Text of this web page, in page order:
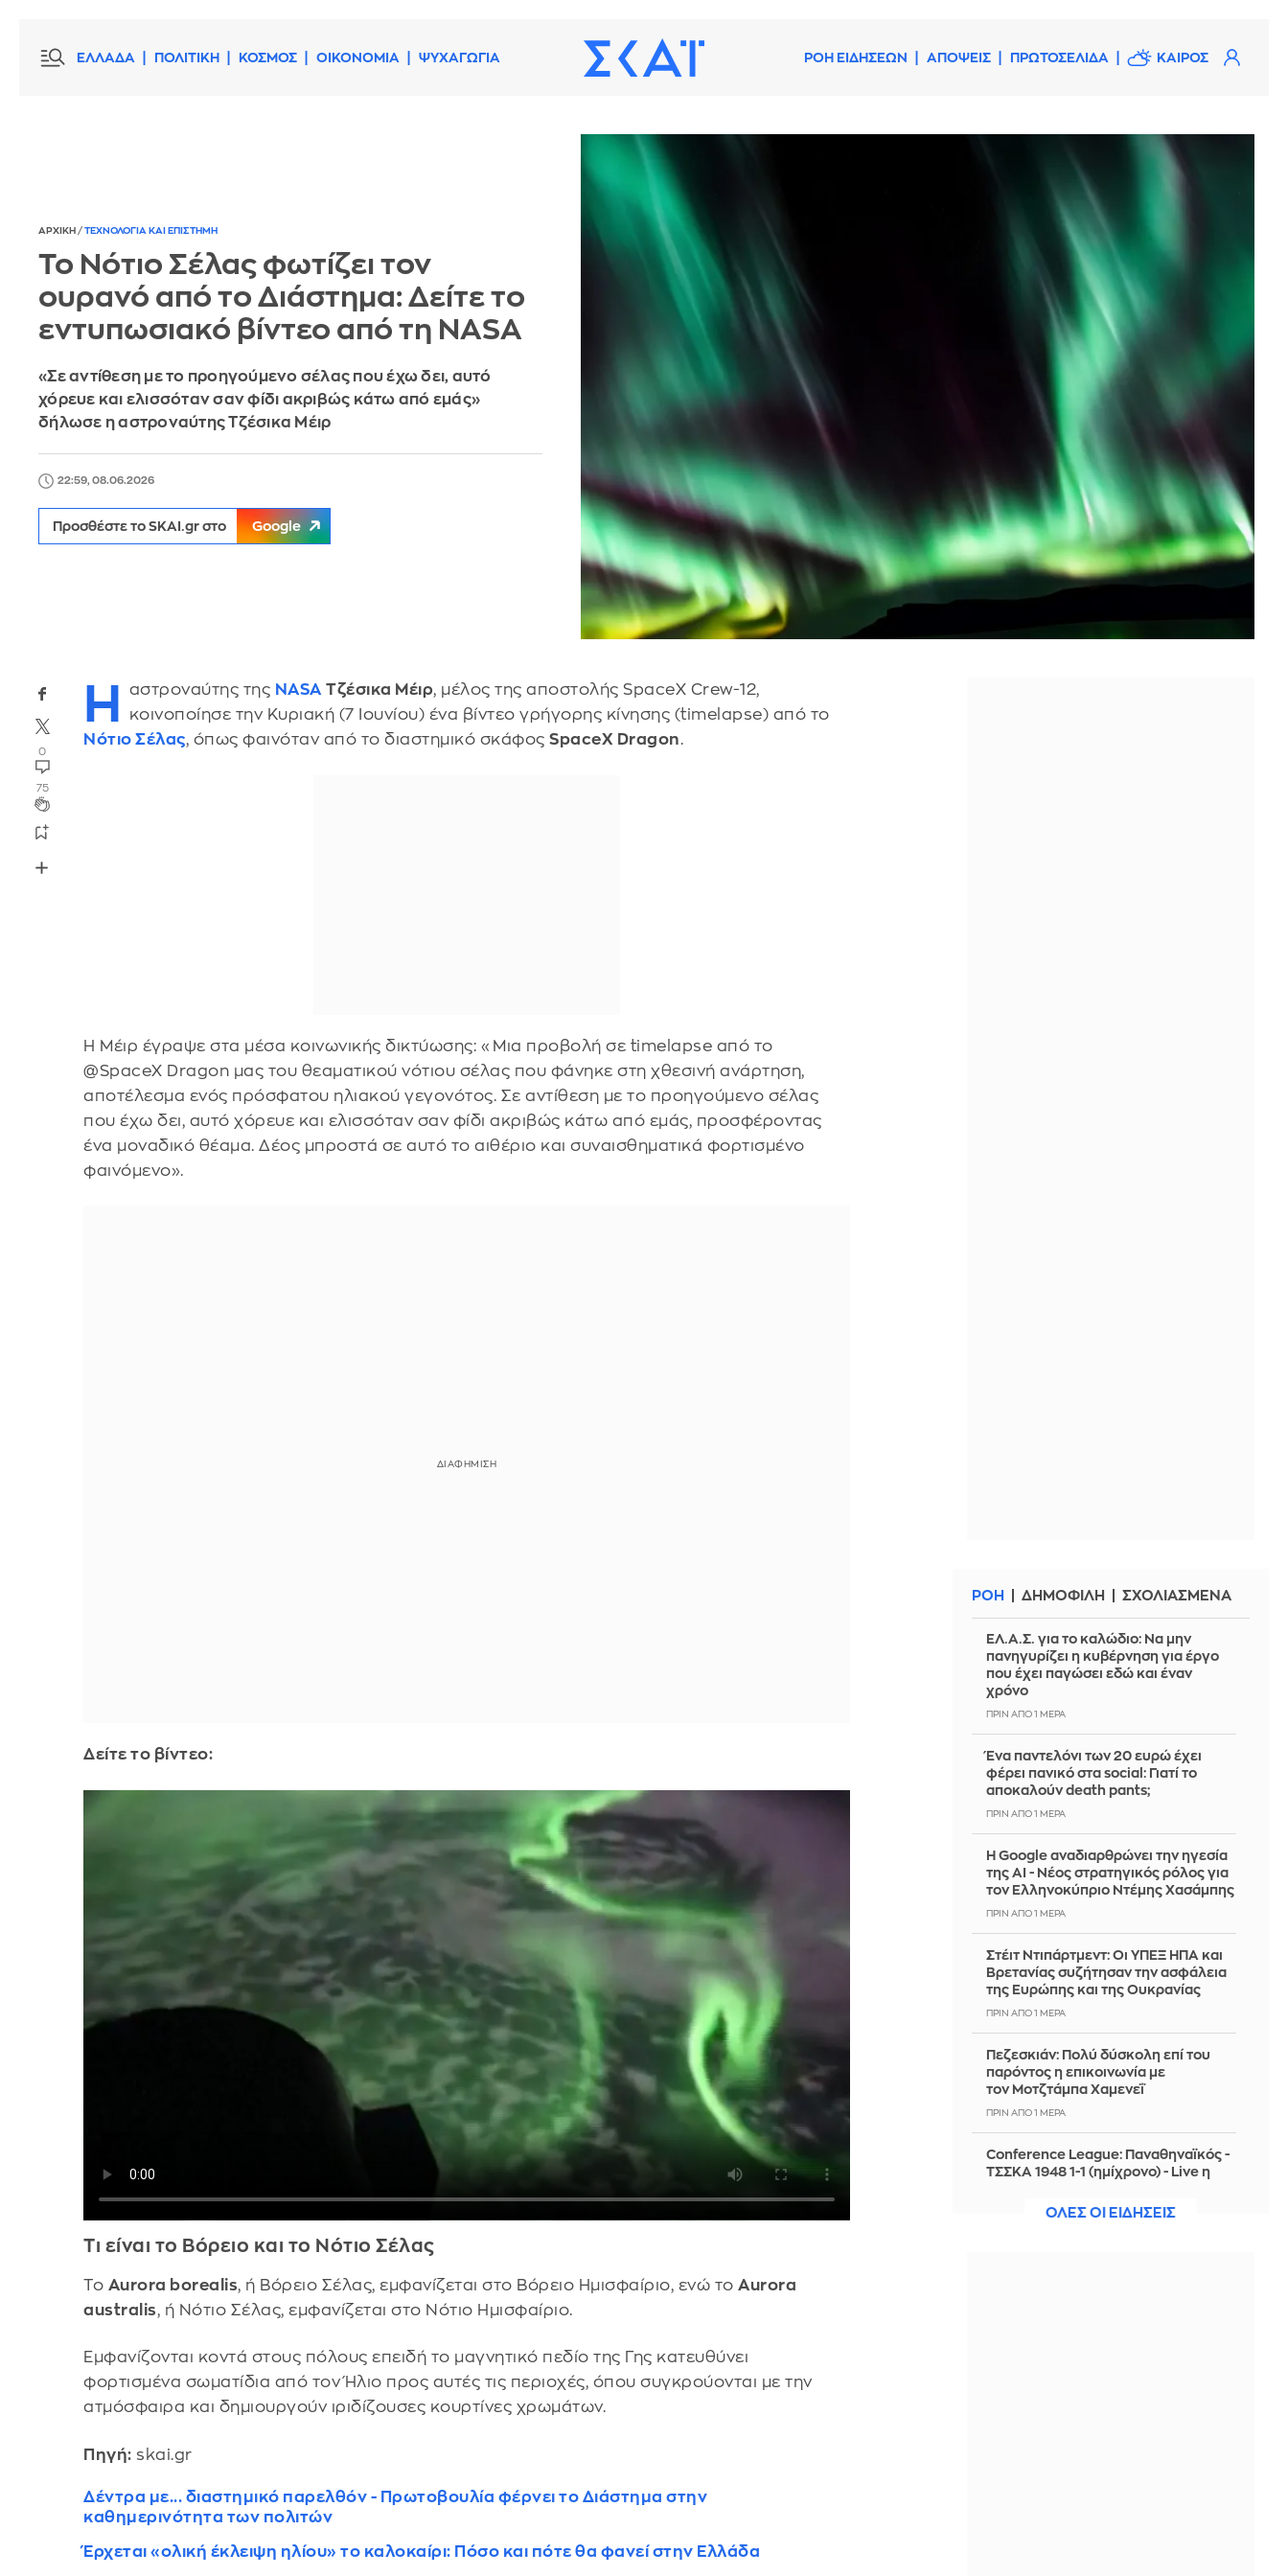
ΕΛΛΑΔΑ ΠΟΛΙΤΙΚΗ ΚΟΣΜΟΣ ΟΙΚΟΝΟΜΙΑ ΨΥΧΑΓΩΓΙΑ ΡΟΗ ΕΙΔΗΣΕΩΝ ΑΠΟΨΕΙΣ ΠΡΩΤΟΣΕΛΙΔΑ ΚΑΙΡΟΣ
ΑΡΧΙΚΗ / ΤΕΧΝΟΛΟΓΙΑ ΚΑΙ ΕΠΙΣΤΗΜΗ
Το Νότιο Σέλας φωτίζει τον
ουρανό από το Διάστημα: Δείτε το
εντυπωσιακό βίντεο από τη NASA
«Σε αντίθεση με το προηγούμενο σέλας που έχω δει, αυτό
χόρευε και ελισσόταν σαν φίδι ακριβώς κάτω από εμάς»
δήλωσε η αστροναύτης Τζέσικα Μέιρ
22:59, 08.06.2026
Προσθέστε το SKAI.gr στο Google
0
75
Η αστροναύτης της NASA Τζέσικα Μέιρ, μέλος της αποστολής SpaceX Crew-12,
κοινοποίησε την Κυριακή (7 Ιουνίου) ένα βίντεο γρήγορης κίνησης (timelapse) από το
Νότιο Σέλας, όπως φαινόταν από το διαστημικό σκάφοςSpaceX Dragon.
Η Μέιρ έγραψε στα μέσα κοινωνικής δικτύωσης: «Μια προβολή σε timelapse από το
@SpaceX Dragon μας του θεαματικού νότιου σέλας που φάνηκε στη χθεσινή ανάρτηση,
αποτέλεσμα ενός πρόσφατου ηλιακού γεγονότος. Σε αντίθεση με το προηγούμενο σέλας
που έχω δει, αυτό χόρευε και ελισσόταν σαν φίδι ακριβώς κάτω από εμάς, προσφέροντας
ένα μοναδικό θέαμα. Δέος μπροστά σε αυτό το αιθέριο και συναισθηματικά φορτισμένο
φαινόμενο».
Δείτε το βίντεο:
Τι είναι το Βόρειο και το Νότιο Σέλας
Το Aurora borealis, ή Βόρειο Σέλας, εμφανίζεται στο Βόρειο Ημισφαίριο, ενώ τοAurora
australis, ή Νότιο Σέλας, εμφανίζεται στο Νότιο Ημισφαίριο.
Εμφανίζονται κοντά στους πόλους επειδή το μαγνητικό πεδίο της Γης κατευθύνει
φορτισμένα σωματίδια από τον Ήλιο προς αυτές τις περιοχές, όπου συγκρούονται με την
ατμόσφαιρα και δημιουργούν ιριδίζουσες κουρτίνες χρωμάτων.
Πηγή: skai.gr
Δέντρα με... διαστημικό παρελθόν - Πρωτοβουλία φέρνει το Διάστημα στην
καθημερινότητα των πολιτών
Έρχεται «ολική έκλειψη ηλίου» το καλοκαίρι: Πόσο και πότε θα φανεί στην Ελλάδα
ΡΟΗ ΔΗΜΟΦΙΛΗ ΣΧΟΛΙΑΣΜΕΝΑ
ΕΛ.Α.Σ. για το καλώδιο: Να μην
πανηγυρίζει η κυβέρνηση για έργο
που έχει παγώσει εδώ και έναν
χρόνο
ΠΡΙΝ ΑΠΌ 1 ΜΈΡΑ
Ένα παντελόνι των 20 ευρώ έχει
φέρει πανικό στα social: Γιατί το
αποκαλούν death pants;
ΠΡΙΝ ΑΠΌ 1 ΜΈΡΑ
Η Google αναδιαρθρώνει την ηγεσία
της AI - Νέος στρατηγικός ρόλος για
τον Ελληνοκύπριο Ντέμης Χασάμπης
ΠΡΙΝ ΑΠΌ 1 ΜΈΡΑ
Στέιτ Ντιπάρτμεντ: Οι ΥΠΕΞ ΗΠΑ και
Βρετανίας συζήτησαν την ασφάλεια
της Ευρώπης και της Ουκρανίας
ΠΡΙΝ ΑΠΌ 1 ΜΈΡΑ
Πεζεσκιάν: Πολύ δύσκολη επί του
παρόντος η επικοινωνία με
τον Μοτζτάμπα Χαμενεΐ
ΠΡΙΝ ΑΠΌ 1 ΜΈΡΑ
Conference League: Παναθηναϊκός -
ΤΣΣΚΑ 1948 1-1 (ημίχρονο) - Live η
ΠΡΙΝ ΑΠΌ 1 ΜΈΡΑΟΛΕΣ ΟΙ ΕΙΔΗΣΕΙΣ